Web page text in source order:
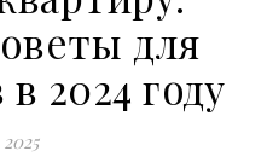
для
2024 году